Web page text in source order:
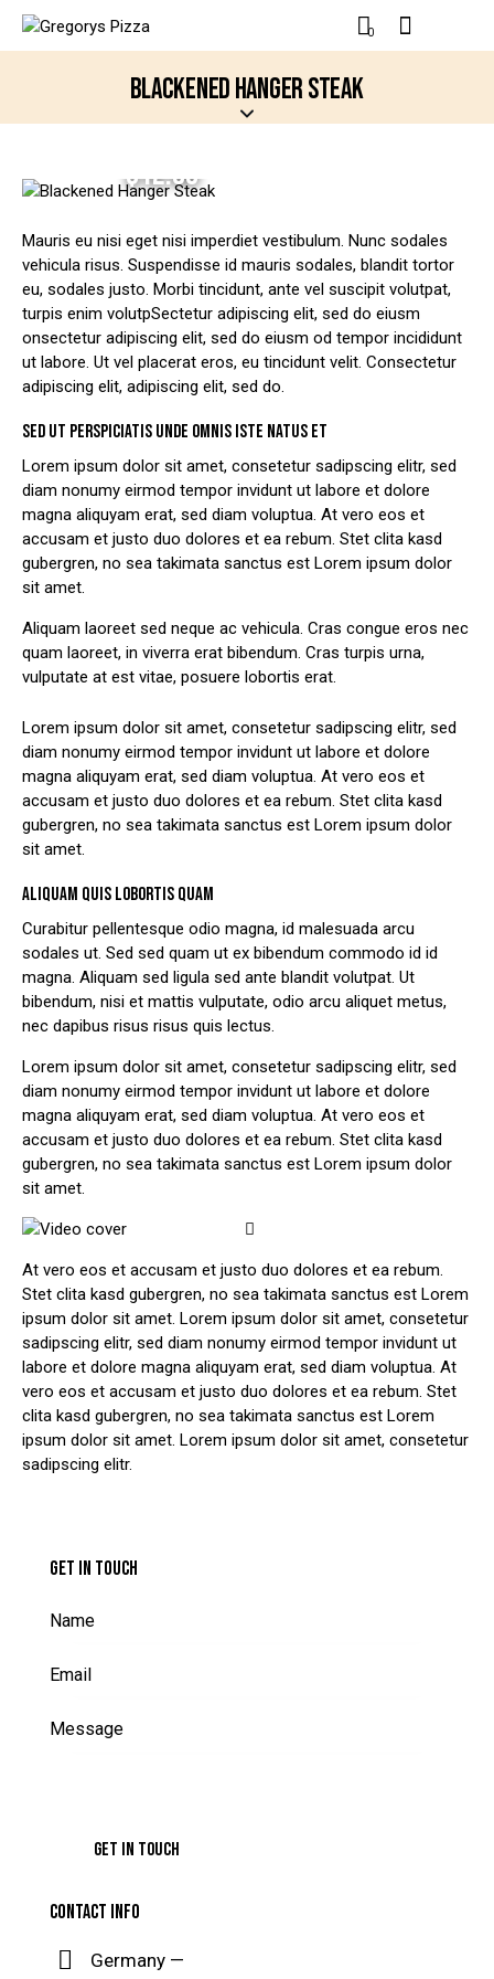
0
BLACKENED HANGER STEAK
$12.00
Mauris eu nisi eget nisi imperdiet vestibulum. Nunc sodales
vehicula risus. Suspendisse id mauris sodales, blandit tortor
eu, sodales justo. Morbi tincidunt, ante vel suscipit volutpat,
turpis enim volutpSectetur adipiscing elit, sed do eiusm
onsectetur adipiscing elit, sed do eiusm od tempor incididunt
ut labore. Ut vel placerat eros, eu tincidunt velit. Consectetur
adipiscing elit, adipiscing elit, sed do.
SED UT PERSPICIATIS UNDE OMNIS ISTE NATUS ET
Lorem ipsum dolor sit amet, consetetur sadipscing elitr, sed
diam nonumy eirmod tempor invidunt ut labore et dolore
magna aliquyam erat, sed diam voluptua. At vero eos et
accusam et justo duo dolores et ea rebum. Stet clita kasd
gubergren, no sea takimata sanctus est Lorem ipsum dolor
sit amet.
Aliquam laoreet sed neque ac vehicula. Cras congue eros nec
quam laoreet, in viverra erat bibendum. Cras turpis urna,
vulputate at est vitae, posuere lobortis erat.
Lorem ipsum dolor sit amet, consetetur sadipscing elitr, sed
diam nonumy eirmod tempor invidunt ut labore et dolore
magna aliquyam erat, sed diam voluptua. At vero eos et
accusam et justo duo dolores et ea rebum. Stet clita kasd
gubergren, no sea takimata sanctus est Lorem ipsum dolor
sit amet.
ALIQUAM QUIS LOBORTIS QUAM
Curabitur pellentesque odio magna, id malesuada arcu
sodales ut. Sed sed quam ut ex bibendum commodo id id
magna. Aliquam sed ligula sed ante blandit volutpat. Ut
bibendum, nisi et mattis vulputate, odio arcu aliquet metus,
nec dapibus risus risus quis lectus.
Lorem ipsum dolor sit amet, consetetur sadipscing elitr, sed
diam nonumy eirmod tempor invidunt ut labore et dolore
magna aliquyam erat, sed diam voluptua. At vero eos et
accusam et justo duo dolores et ea rebum. Stet clita kasd
gubergren, no sea takimata sanctus est Lorem ipsum dolor
sit amet.
At vero eos et accusam et justo duo dolores et ea rebum.
Stet clita kasd gubergren, no sea takimata sanctus est Lorem
ipsum dolor sit amet. Lorem ipsum dolor sit amet, consetetur
sadipscing elitr, sed diam nonumy eirmod tempor invidunt ut
labore et dolore magna aliquyam erat, sed diam voluptua. At
vero eos et accusam et justo duo dolores et ea rebum. Stet
clita kasd gubergren, no sea takimata sanctus est Lorem
ipsum dolor sit amet. Lorem ipsum dolor sit amet, consetetur
sadipscing elitr.
GET IN TOUCH
CONTACT INFO
Germany —